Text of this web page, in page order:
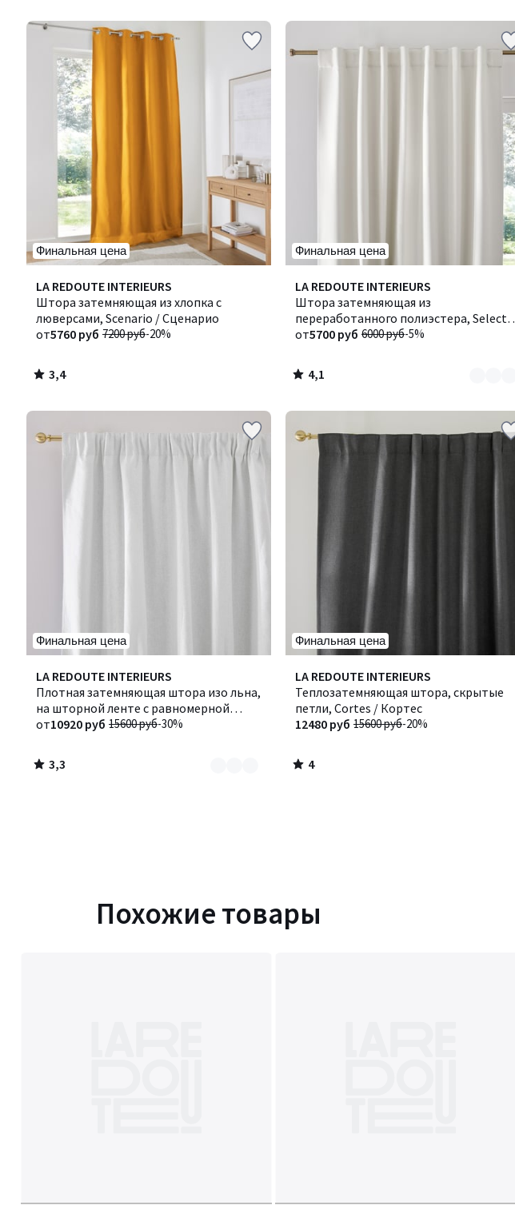
Финальная цена
LA REDOUTE INTERIEURS
Штора затемняющая из хлопка с
люверсами, Scenario / Сценарио
7200 руб-20%
от5760 руб
3,4
/ 5
3,4
/
Финальная цена
LA REDOUTE INTERIEURS
Штора затемняющая из
переработанного полиэстера, Select /
Селект
6000 руб-5%
от5700 руб
4,1
/ 5
Количество
цветов:
2
4,1
/
Финальная цена
LA REDOUTE INTERIEURS
Плотная затемняющая штора изо льна,
на шторной ленте с равномерной
сборкой и системой "волна", ELBA
15600 руб-30%
от10920 руб
3,3
/ 5
Количество
цветов:
4
3,3
/
Финальная цена
LA REDOUTE INTERIEURS
Теплозатемняющая штора, скрытые
петли, Cortes / Кортес
15600 руб-20%
12480 руб
4
/
5
4
/
Похожие товары